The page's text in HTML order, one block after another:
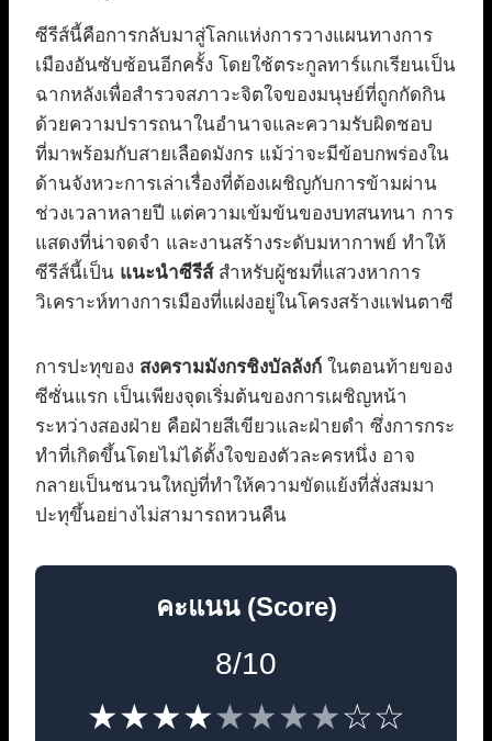
ซีรีส์นี้คือการกลับมาสู่โลกแห่งการวางแผนทางการ
เมืองอันซับซ้อนอีกครั้ง โดยใช้ตระกูลทาร์แกเรียนเป็น
ฉากหลังเพื่อสำรวจสภาวะจิตใจของมนุษย์ที่ถูกกัดกิน
ด้วยความปรารถนาในอำนาจและความรับผิดชอบ
ที่มาพร้อมกับสายเลือดมังกร แม้ว่าจะมีข้อบกพร่องใน
ด้านจังหวะการเล่าเรื่องที่ต้องเผชิญกับการข้ามผ่าน
ช่วงเวลาหลายปี แต่ความเข้มข้นของบทสนทนา การ
แสดงที่น่าจดจำ และงานสร้างระดับมหากาพย์ ทำให้
ซีรีส์นี้เป็น แนะนำซีรีส์สำหรับผู้ชมที่แสวงหาการ
วิเคราะห์ทางการเมืองที่แฝงอยู่ในโครงสร้างแฟนตาซี
การปะทุของ สงครามมังกรชิงบัลลังก์ ในตอนท้ายของ
ซีซั่นแรก เป็นเพียงจุดเริ่มต้นของการเผชิญหน้า
ระหว่างสองฝ่าย คือฝ่ายสีเขียวและฝ่ายดำ ซึ่งการกระ
ทำที่เกิดขึ้นโดยไม่ได้ตั้งใจของตัวละครหนึ่ง อาจ
กลายเป็นชนวนใหญ่ที่ทำให้ความขัดแย้งที่สั่งสมมา
ปะทุขึ้นอย่างไม่สามารถหวนคืน
คะแนน (Score)
8/10
★★★★★★★★☆☆